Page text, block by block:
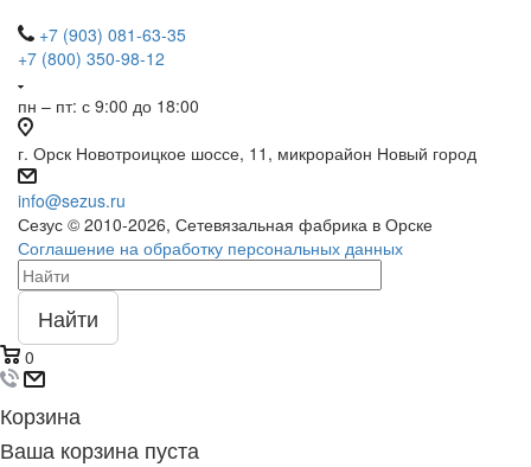
+7 (903) 081-63-35
+7 (800) 350-98-12
пн – пт: с 9:00 до 18:00
г. Орск Новотроицкое шоссе, 11, микрорайон Новый город
info@sezus.ru
Сезус © 2010-2026, Сетевязальная фабрика в Орске
Соглашение на обработку персональных данных
Найти
0
Корзина
Ваша корзина пуста